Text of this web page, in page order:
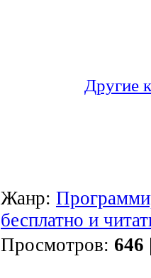
Другие
Жанр:
бесплатно и
Просмотров: 646